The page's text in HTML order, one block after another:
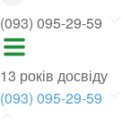
(093) 095-29-59
13 років досвіду
(093) 095-29-59